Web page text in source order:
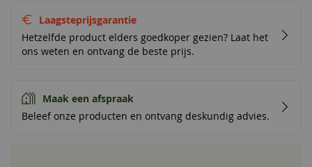
Laagsteprijsgarantie
Hetzelfde product elders goedkoper gezien? Laat het
ons weten en ontvang de beste prijs.
Maak een afspraak
Beleef onze producten en ontvang deskundig advies.